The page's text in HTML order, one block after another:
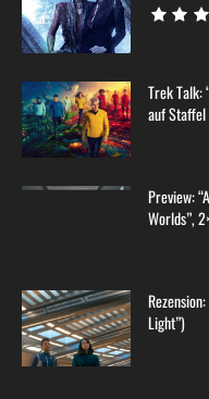
Trek Talk:
auf Staffel
Preview:
Worlds”,
Light”)